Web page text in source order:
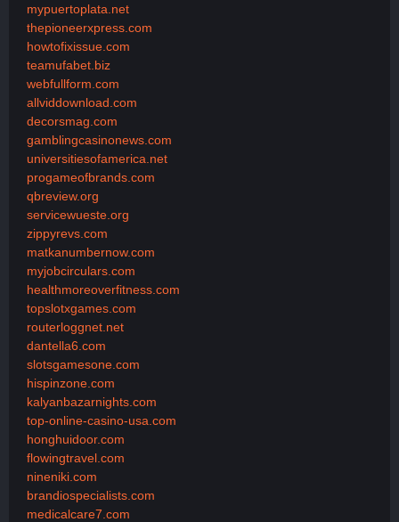
mypuertoplata.net
thepioneerxpress.com
howtofixissue.com
teamufabet.biz
webfullform.com
allviddownload.com
decorsmag.com
gamblingcasinonews.com
universitiesofamerica.net
progameofbrands.com
qbreview.org
servicewueste.org
zippyrevs.com
matkanumbernow.com
myjobcirculars.com
healthmoreoverfitness.com
topslotxgames.com
routerloggnet.net
dantella6.com
slotsgamesone.com
hispinzone.com
kalyanbazarnights.com
top-online-casino-usa.com
honghuidoor.com
flowingtravel.com
nineniki.com
brandiospecialists.com
medicalcare7.com